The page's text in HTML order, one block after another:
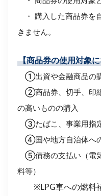
・ 購入した商品券を
きません。
【商品券の使用対象
➀出資や金融商品の購
②商品券、切手、印
の高いものの購入
③たばこ、事業用指
④国や地方自治体へ
⑤債務の支払い（電
料等）
※LPG車への燃料補